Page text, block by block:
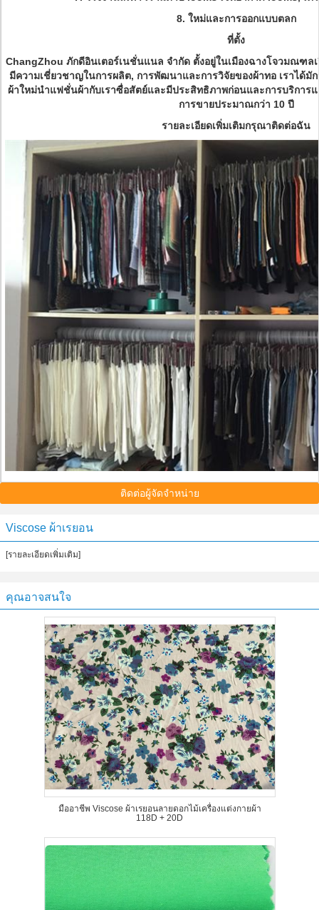
8. ใหม่และการออกแบบตลก
ที่ตั้ง
ChangZhou ภักดีอินเตอร์เนชั่นแนล จำกัด ตั้งอยู่ในเมืองฉางโจวมณฑล
มีความเชี่ยวชาญในการผลิต, การพัฒนาและการวิจัยของผ้าทอ เราได้มั
ผ้าใหม่นำแฟชั่นผ้ากับเราซื่อสัตย์และมีประสิทธิภาพก่อนและการบริการ
การขายประมาณกว่า 10 ปี
รายละเอียดเพิ่มเติมกรุณาติดต่อฉัน
ติดต่อผู้จัดจำหน่าย
Viscose ผ้าเรยอน
[รายละเอียดเพิ่มเติม]
คุณอาจสนใจ
มืออาชีพ Viscose ผ้าเรยอนลายดอกไม้เครื่องแต่งกายผ้า
118D + 20D